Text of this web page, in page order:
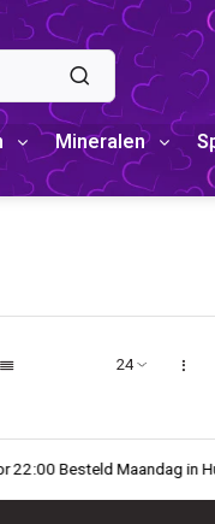
Mineralen
Same Day ! Voor 11:00